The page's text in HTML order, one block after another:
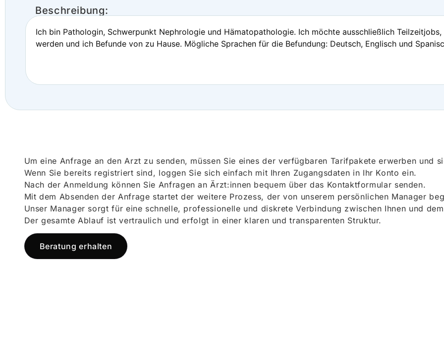
Beschreibung:
Ich bin Pathologin, Schwerpunkt Nephrologie und Hämatopathologie. Ich möchte ausschließlich
werden und ich Befunde von zu Hause. Mögliche Sprachen für die Befundung: Deutsch, Englisch und
Um eine Anfrage an den Arzt zu senden, müssen Sie eines der verfügbaren Tarifpakete erwerben und
Wenn Sie bereits registriert sind, loggen Sie sich einfach mit Ihren Zugangsdaten in Ihr Konto ein.
Nach der Anmeldung können Sie Anfragen an Ärzt:innen bequem über das Kontaktformular senden.
Mit dem Absenden der Anfrage startet der weitere Prozess, der von unserem persönlichen Manager
Unser Manager sorgt für eine schnelle, professionelle und diskrete Verbindung zwischen Ihnen und
Der gesamte Ablauf ist vertraulich und erfolgt in einer klaren und transparenten Struktur.
Beratung erhalten